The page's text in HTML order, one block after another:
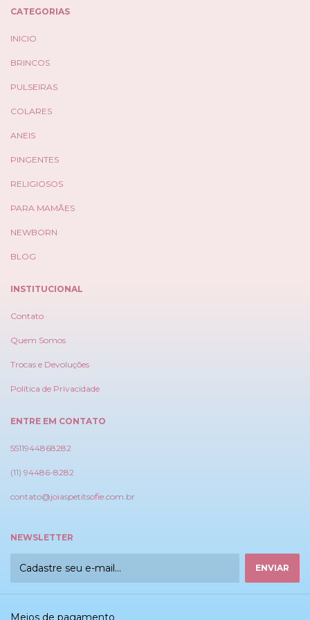
CATEGORIAS
INICIO
BRINCOS
PULSEIRAS
COLARES
ANEIS
PINGENTES
RELIGIOSOS
PARA MAMÃES
NEWBORN
BLOG
INSTITUCIONAL
Contato
Quem Somos
Trocas e Devoluções
Política de Privacidade
ENTRE EM CONTATO
5511944868282
(11) 94486-8282
contato@joiaspetitsofie.com.br
NEWSLETTER
Meios de pagamento